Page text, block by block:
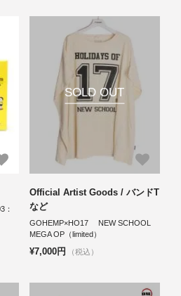
：
SOLD OUT
Official Artist Goods / バンドT
など
GOHEMP×HO17 NEW SCHOOL
MEGA OP（limited）
¥7,000円 （税込）